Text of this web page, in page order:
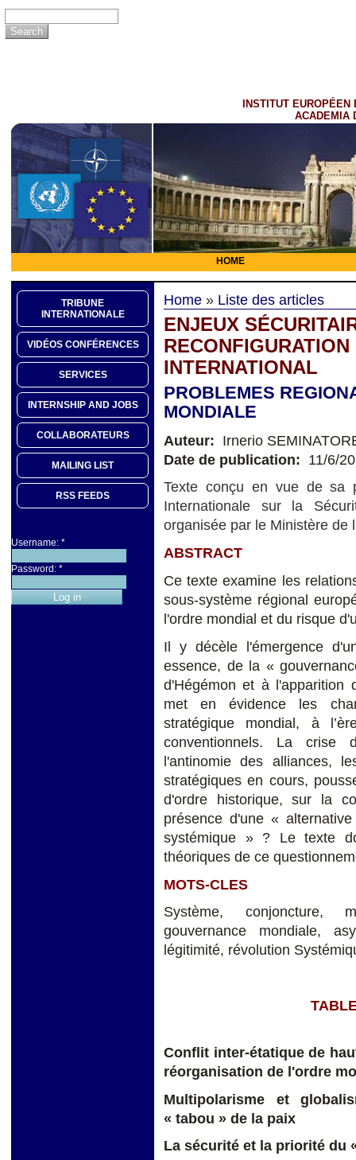
INSTITUT EUROPÉEN
ACADEMIA
HOME
TRIBUNE
INTERNATIONALE
VIDÉOS CONFÉRENCES
SERVICES
INTERNSHIP AND JOBS
COLLABORATEURS
MAILING LIST
RSS FEEDS
Username: *
Password: *
Home » Liste des articles
ENJEUX
INTERNATIONAL
PROBLEMES
MONDIALE
Auteur: Irnerio
Date de publication: 11/6/
Texte conçu en vue de sa
Internationale sur la
organisée par le Ministère de
ABSTRACT
Ce texte examine les
sous-système régional
l'ordre mondial et du risque
Il y décèle l'émergence
essence, de la «
d'Hégémon et à l'apparition
met en évidence les
stratégique mondial, à
conventionnels. La crise
l'antinomie des alliances,
stratégiques en cours,
d'ordre historique, sur la
présence d'une «
systémique » ? Le texte
théoriques de ce
MOTS-CLES
Système, conjoncture,
gouvernance mondiale,
légitimité, révolution
Conflit inter-étatique de
réorganisation de l'ordre
Multipolarisme et
« tabou » de la paix
La sécurité et la priorité du